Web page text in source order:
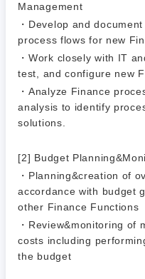
Management
・Develop and
process flows for new
・Work closely with IT
test, and configure new
・Analyze Finance
analysis to identify
solutions.
[2] Budget
・Planning&creation of
accordance with budget
other Finance Functions
・Review&monitoring of
costs including
the budget
クリエイ
ティブ
コンサル
タント
専門職
（IT）、
Webサー
ビス・制
作、ゲー
ム
技術職
（モノづ
専門職
技術職（IT）、Web
技術職（モノづくり）
不動産専門職
建設・施工管理
倉庫・運輸・物流
小売・通販・外食
WEBサービス
コンサル・シンク
外資系企業
転勤なし
フルリモート
完全週休2日制